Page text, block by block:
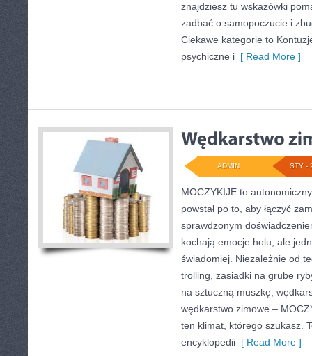
znajdziesz tu wskazówki
zadbać o samopoczucie i
Ciekawe kategorie to
psychiczne i [ Read More ]
STY -
ADMIN
MOCZYKIJE to
powstał po to, aby łączyć
sprawdzonym
kochają emocje holu, ale
świadomiej. Niezależnie od
trolling, zasiadki na grube
na sztuczną muszkę,
wędkarstwo zimowe –
ten klimat, którego szukasz.
encyklopedii [ Read More ]